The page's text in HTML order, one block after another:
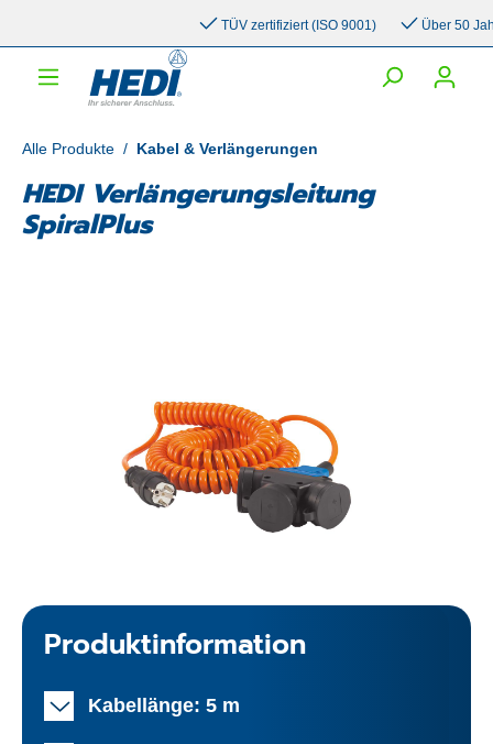
TÜV zertifiziert (ISO 9001) Über 50 Jahre
Alle Produkte / Kabel & Verlängerungen
HEDI Verlängerungsleitung
SpiralPlus
Produktinformation
Kabellänge: 5 m